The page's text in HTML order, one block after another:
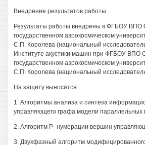
Внедрение результатов работы
Результаты работы внедрены в ФГБОУ ВПО
государственном аэрокосмическом
С.П. Королева (национальный
Институте акустики машин при ФГБОУ ВПО
государственном аэрокосмическом
С.П. Королева (национальный
На защиту выносятся:
1. Алгоритмы анализа и синтеза
управляющего графа модели параллельных
2. Алгоритм Р- нумерации вершин
3. Двухфазный алгоритм